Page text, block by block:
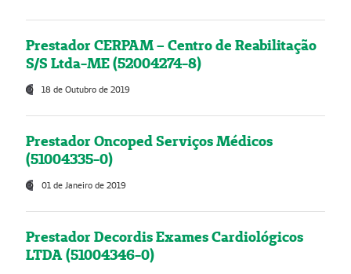
Prestador CERPAM – Centro de Reabilitação
S/S Ltda-ME (52004274-8)
18 de Outubro de 2019
Prestador Oncoped Serviços Médicos
(51004335-0)
01 de Janeiro de 2019
Prestador Decordis Exames Cardiológicos
LTDA (51004346-0)